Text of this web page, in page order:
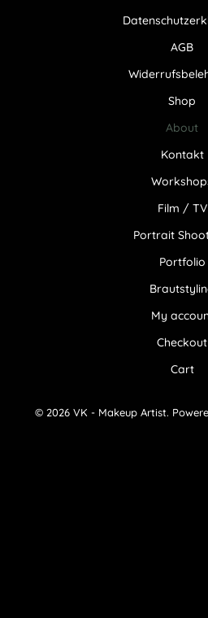
AGB
Shop
About
Kontakt
Film / TV
Portrait
Portfolio
My
Checkout
Cart
© 2026 VK - Makeup Artist.